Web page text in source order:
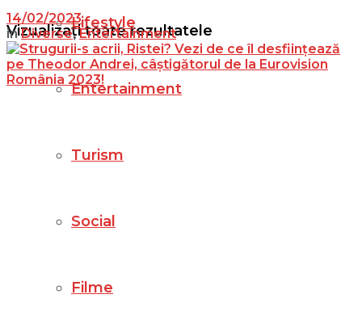
Vizualizați toate rezultatele
Lifestyle
Entertainment
Turism
Social
Filme
14/02/2023
in Diverse,Entertainment